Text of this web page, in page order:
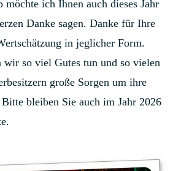
möchte ich Ihnen auch dieses Jahr
Danke sagen. Danke für Ihre
in jeglicher Form.
wir so viel Gutes tun und so vielen
große Sorgen um ihre
bleiben Sie auch im Jahr 2026